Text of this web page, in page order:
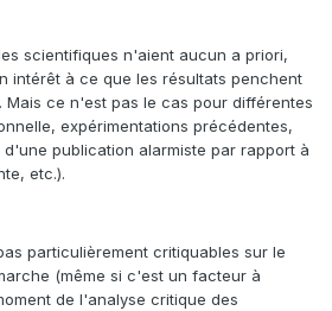
scientifiques n'aient aucun a priori,
intérêt à ce que les résultats penchent
Mais ce n'est pas le cas pour différentes
expérimentations précédentes,
publication alarmiste par rapport à
etc.).
particulièrement critiquables sur le
(même si c'est un facteur à
de l'analyse critique des